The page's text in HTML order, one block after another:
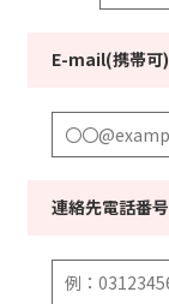
E-mail(携帯可)
連絡先電話番号